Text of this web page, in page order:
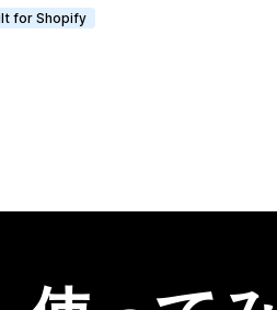
for Shopify